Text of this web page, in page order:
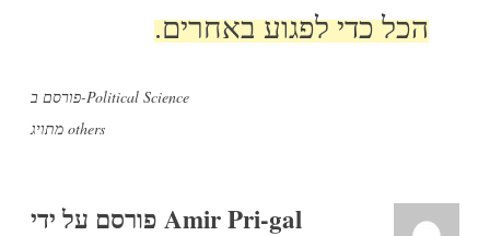
הכל כדי לפגוע באחרים.
פורסם ב-Political Science
others
Amir Pri-gal